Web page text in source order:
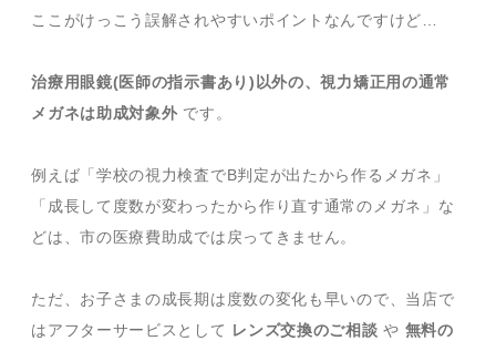
ここがけっこう誤解されやすいポイントなんですけど…
治療用眼鏡(医師の指示書あり)以外の、視力矯正用の通常
メガネは助成対象外です。
例えば「学校の視力検査でB判定が出たから作るメガネ」
「成長して度数が変わったから作り直す通常のメガネ」な
どは、市の医療費助成では戻ってきません。
ただ、お子さまの成長期は度数の変化も早いので、当店で
はアフターサービスとして レンズ交換のご相談 や 無料の